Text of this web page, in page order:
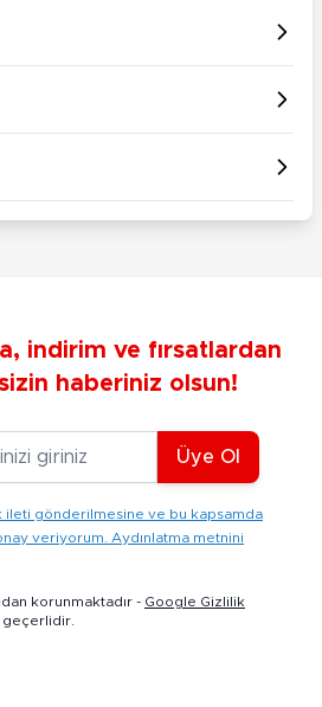
indirim ve fırsatlardan
haberiniz olsun!
E-posta Adresiniz
Üye Ol
ileti gönderilmesine ve bu kapsamda
veriyorum. Aydınlatma metnini
korunmaktadır - Google Gizlilik
geçerlidir.